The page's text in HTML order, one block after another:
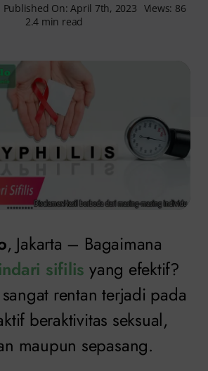
Published On: April 7th, 2023 Views: 86
2.4 min read
, Jakarta – Bagaimana
sifilis yang efektif?
rentan terjadi pada
beraktivitas seksual,
maupun sepasang.